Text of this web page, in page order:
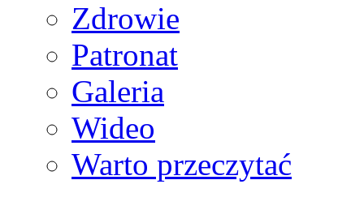
Zdrowie
Patronat
Galeria
Wideo
Warto przeczytać